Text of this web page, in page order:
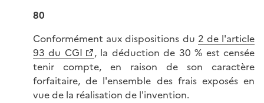
80
Conformément aux dispositions du 2 de l'article
93 du CGI
, la déduction de 30 % est censée
tenir compte, en raison de son caractère
forfaitaire, de l'ensemble des frais exposés en
vue de la réalisation de l'invention.